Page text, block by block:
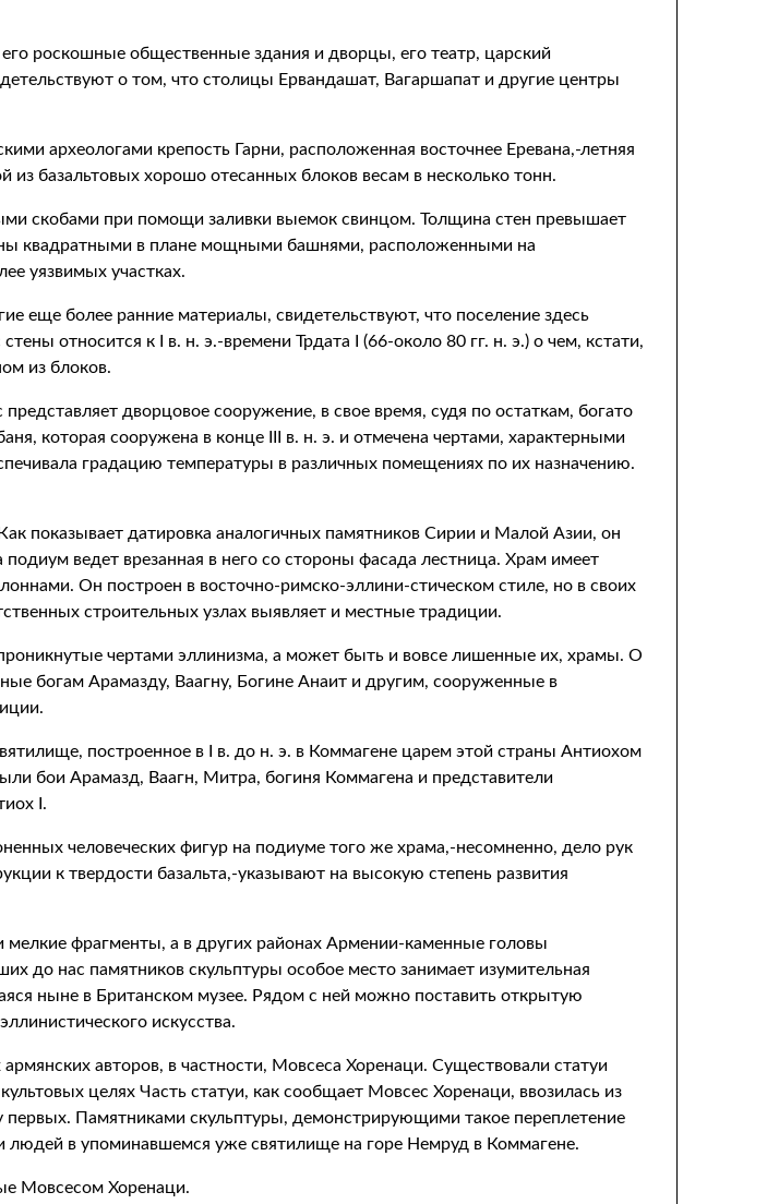
роскошные общественные здания и дворцы, его театр, царский
о том, что столицы Ервандашат, Вагаршапат и другие центры
археологами крепость Гарни, расположенная восточнее Еревана,-летняя
базальтовых хорошо отесанных блоков весам в несколько тонн.
скобами при помощи заливки выемок свинцом. Толщина стен превышает
квадратными в плане мощными башнями, расположенными на
уязвимых участках.
еще более ранние материалы, свидетельствуют, что поселение здесь
относится к I в. н. э.-времени Трдата I (66-около 80 гг. н. э.) о чем, кстати,
из блоков.
дворцовое сооружение, в свое время, судя по остаткам, богато
которая сооружена в конце III в. н. э. и отмечена чертами, характерными
градацию температуры в различных помещениях по их назначению.
показывает датировка аналогичных памятников Сирии и Малой Азии, он
ведет врезанная в него со стороны фасада лестница. Храм имеет
Он построен в восточно-римско-эллини-стическом стиле, но в своих
строительных узлах выявляет и местные традиции.
чертами эллинизма, а может быть и вовсе лишенные их, храмы. О
богам Арамазду, Ваагну, Богине Анаит и другим, сооруженные в
построенное в I в. до н. э. в Коммагене царем этой страны Антиохом
бои Арамазд, Ваагн, Митра, богиня Коммагена и представители
I.
человеческих фигур на подиуме того же храма,-несомненно, дело рук
к твердости базальта,-указывают на высокую степень развития
фрагменты, а в других районах Армении-каменные головы
до нас памятников скульптуры особое место занимает изумительная
ныне в Британском музее. Рядом с ней можно поставить открытую
искусства.
авторов, в частности, Мовсеса Хоренаци. Существовали статуи
целях Часть статуи, как сообщает Мовсес Хоренаци, ввозилась из
первых. Памятниками скульптуры, демонстрирующими такое переплетение
людей в упоминавшемся уже святилище на горе Немруд в Коммагене.
Мовсесом Хоренаци.